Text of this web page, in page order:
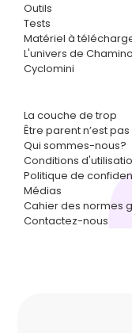
Outils
Tests
Matériel à
L'univers de
Cyclomini
La couche de trop
Être parent n’est
Qui sommes-nous?
Conditions
Politique de
Médias
Cahier des normes
Contactez-nous